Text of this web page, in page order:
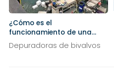
¿Cómo es el
funcionamiento de una
depuradora de marisco?
Depuradoras de bivalvos